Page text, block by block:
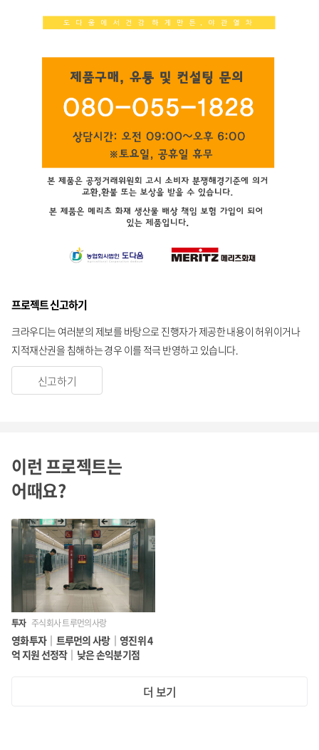
프로젝트 신고하기
크라우디는 여러분의 제보를 바탕으로 진행자가 제공한 내용이 허위이거나
지적재산권을 침해하는 경우 이를 적극 반영하고 있습니다.
신고하기
이런 프로젝트는
어때요?
투자 주식회사 트루먼의사랑
영화투자｜트루먼의 사랑｜영진위 4
억 지원 선정작｜낮은 손익분기점
더 보기